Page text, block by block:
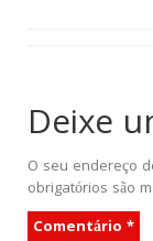
Deixe
O seu endereço
obrigatórios são
Comentário *